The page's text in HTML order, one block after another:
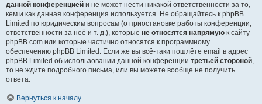
данной конференцией и не может нести никакой ответственности за то,
кем и как данная конференция используется. Не обращайтесь к phpBB
Limited по юридическим вопросам (о приостановке работы конференции,
ответственности за неё и т. д.), которые не относятся напрямую к сайту
phpBB.com или которые частично относятся к программному
обеспечению phpBB Limited. Если же вы всё-таки пошлёте email в адрес
phpBB Limited об использовании данной конференции третьей стороной,
то не ждите подробного письма, или вы можете вообще не получить
ответа.
Вернуться к началу